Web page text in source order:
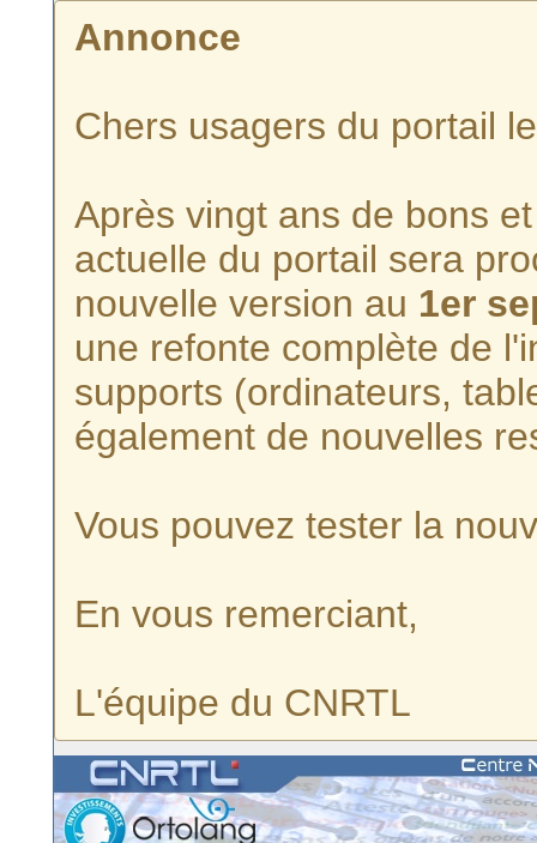
Annonce
Chers usagers du portail
Après vingt ans de bons
actuelle du portail sera
nouvelle version au 1er
une refonte complète de
supports (ordinateurs,
également de nouvelles
Vous pouvez tester la
En vous remerciant,
L'équipe du CNRTL